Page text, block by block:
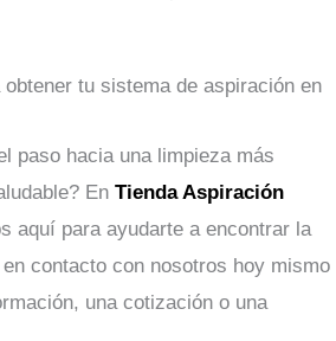
tu sistema de aspiración en
paso hacia una limpieza más
En Tienda Aspiración
aquí para ayudarte a encontrar la
contacto con nosotros hoy mismo
una cotización o una